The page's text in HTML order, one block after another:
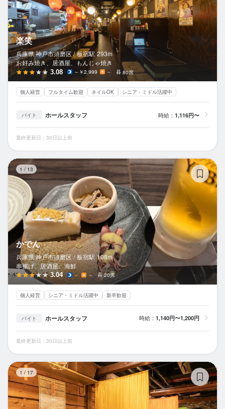
楽笑
兵庫県 神戸市須磨区 / 板宿駅 293m
お好み焼き、居酒屋、もんじゃ焼き
3.08 ～￥2,999 － 80席
個人経営 フルタイム歓迎 ネイルOK シニア・ミドル活躍中
バイト ホールスタッフ 時給： 1,116円〜
最終更新日：30日以上前
1 / 13
かでん
兵庫県 神戸市須磨区 / 板宿駅 108m
串揚げ、居酒屋、海鮮
3.04 － － 20席
個人経営 シニア・ミドル活躍中 新卒歓迎
バイト ホールスタッフ 時給： 1,140円〜1,200円
最終更新日：30日以上前
1 / 17